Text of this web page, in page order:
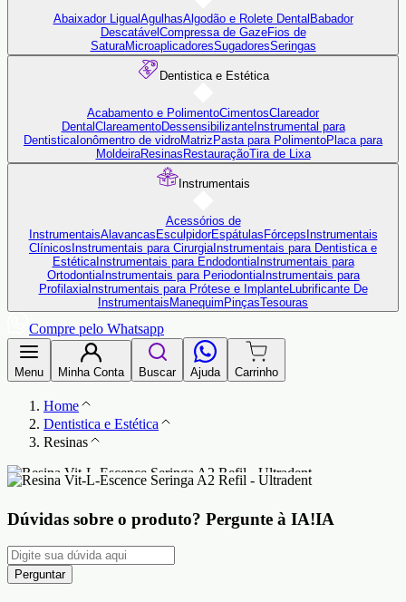
Abaixador Ligual AgulhasAlgodão e Rolete Dental Babador
Descatável Compressa de GazeFios de
SaturaMicroaplicadoresSugadoresSeringas
Dentistica e Estética
Acabamento e PolimentoCimentosClareador
Dental ClareamentoDessensibilizanteInstrumental para
Dentistica Ionômentro de vidroMatriz Pasta para PolimentoPlaca para
MoldeiraResinas RestauraçãoTira de Lixa
Instrumentais
Acessórios de
InstrumentaisAlavancas EsculpidorEspátulas Fórceps Instrumentais
Clínicos Instrumentais para Cirurgia Instrumentais para Dentistica e
EstéticaInstrumentais para EndodontiaInstrumentais para
OrtodontiaInstrumentais para PeriodontiaInstrumentais para
ProfilaxiaInstrumentais para Prótese e ImplanteLubrificante De
Instrumentais Manequim PinçasTesouras
Compre pelo Whatsapp
Menu Minha Conta Buscar Ajuda Carrinho
Home
Dentistica e Estética
Resinas
Dúvidas sobre o produto? Pergunte à IA!IA
Perguntar